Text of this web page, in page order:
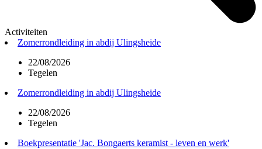
Activiteiten
Zomerrondleiding in abdij Ulingsheide
22/08/2026
Tegelen
Zomerrondleiding in abdij Ulingsheide
22/08/2026
Tegelen
Boekpresentatie 'Jac. Bongaerts keramist - leven en werk'